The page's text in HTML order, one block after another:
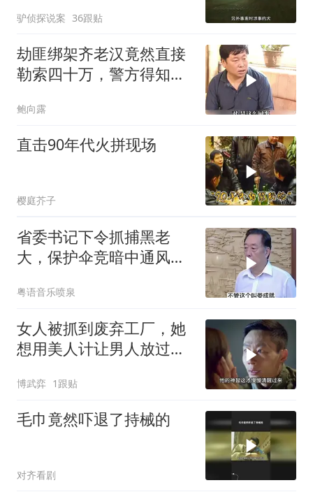
驴侦探说案 36跟贴
劫匪绑架齐老汉竟然直接
勒索四十万，警方得知后
鲍向露
直击90年代火拼现场
樱庭芥子
省委书记下令抓捕黑老
大，保护伞竞暗中通风报
粤语音乐喷泉
女人被抓到废弃工厂，她
想用美人计让男人放过自
博武弈 1跟贴
毛巾竟然吓退了持械的
对齐看剧